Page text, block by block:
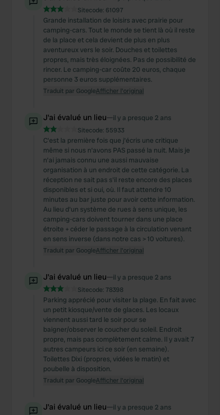
Sitecode: 61097
Grande installation de loisirs avec prairie pour
camping-cars. Tout le monde se tient là où il reste
de la place et cela devient de plus en plus
aventureux vers le soir. Douches et toilettes
propres, mais très éloignées. Pas de possibilité de
rincer. Le camping-car coûte 20 euros, chaque
personne 3 euros supplémentaires.
Traduit par GoogleAfficher l'original
J'ai évalué un lieu—il y a presque 2 ans
Sitecode: 55933
C'est la première fois que j'écris une critique
même si nous n'avons PAS passé la nuit. Mais je
n’ai jamais connu une aussi mauvaise
organisation à un endroit de cette catégorie. La
réception ne sait pas s'il reste encore des places
disponibles et si oui, où. Il faut attendre 10
minutes au bar juste pour avoir cette information.
Au lieu d'un système de rues à sens unique, les
camping-cars doivent tourner dans une place
étroite + céder le passage à la circulation venant
en sens inverse (dans notre cas > 10 voitures).
Traduit par GoogleAfficher l'original
J'ai évalué un lieu—il y a presque 2 ans
Sitecode: 78398
Parking apprécié pour visiter la plage. En fait avec
un petit kiosque/vente de glaces. Les locaux
viennent aussi tard le soir pour se
baigner/observer le coucher du soleil. Endroit
propre, mais pas complètement calme. Il y avait 7
autres campeurs ici ce soir (en semaine).
Toilettes Dixi (propres, vidées le matin) et
poubelle à disposition.
Traduit par GoogleAfficher l'original
J'ai évalué un lieu—il y a presque 2 ans